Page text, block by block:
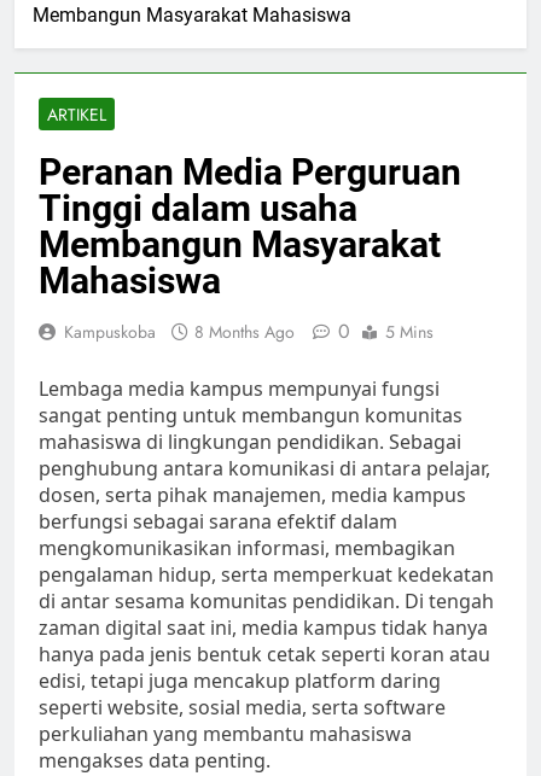
Membangun Masyarakat Mahasiswa
ARTIKEL
Peranan Media Perguruan
Tinggi dalam usaha
Membangun Masyarakat
Mahasiswa
Kampuskoba 8 Months Ago 0 5 Mins
Lembaga media kampus mempunyai fungsi
sangat penting untuk membangun komunitas
mahasiswa di lingkungan pendidikan. Sebagai
penghubung antara komunikasi di antara pelajar,
dosen, serta pihak manajemen, media kampus
berfungsi sebagai sarana efektif dalam
mengkomunikasikan informasi, membagikan
pengalaman hidup, serta memperkuat kedekatan
di antar sesama komunitas pendidikan. Di tengah
zaman digital saat ini, media kampus tidak hanya
hanya pada jenis bentuk cetak seperti koran atau
edisi, tetapi juga mencakup platform daring
seperti website, sosial media, serta software
perkuliahan yang membantu mahasiswa
mengakses data penting.